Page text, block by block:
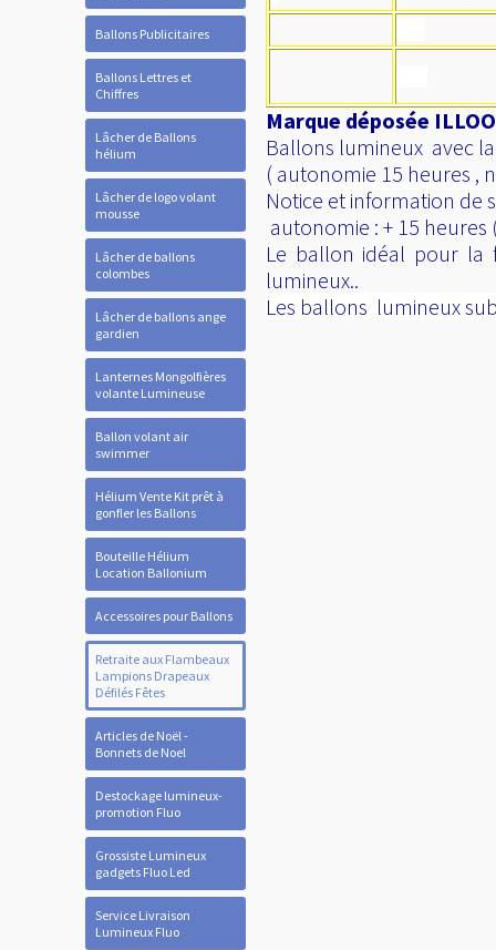
Ballons Publicitaires
Ballons Lettres et
Chiffres
Lâcher de Ballons
hélium
Lâcher de logo volant
mousse
Lâcher de ballons
colombes
Lâcher de ballons ange
gardien
Lanternes Mongolfières
volante Lumineuse
Ballon volant air
swimmer
Hélium Vente Kit prêt à
gonfler les Ballons
Bouteille Hélium
Location Ballonium
Accessoires pour Ballons
Retraite aux Flambeaux
Lampions Drapeaux
Défilés Fêtes
Articles de Noël -
Bonnets de Noel
Destockage lumineux-
promotion Fluo
Grossiste Lumineux
gadgets Fluo Led
Service Livraison
Lumineux Fluo
Marque déposée
Ballons lumineux avec
( autonomie 15 heures ,
Notice et information de
autonomie : + 15 heures
Le ballon idéal pour la
lumineux..
Les ballons lumineux